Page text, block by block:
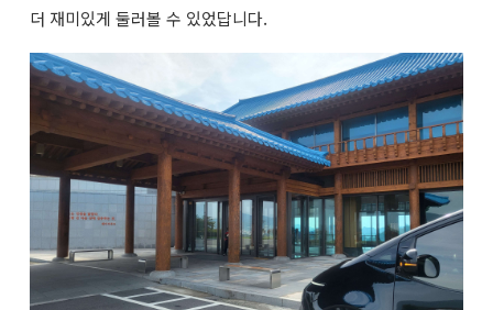
더 재미있게 둘러볼 수 있었답니다.